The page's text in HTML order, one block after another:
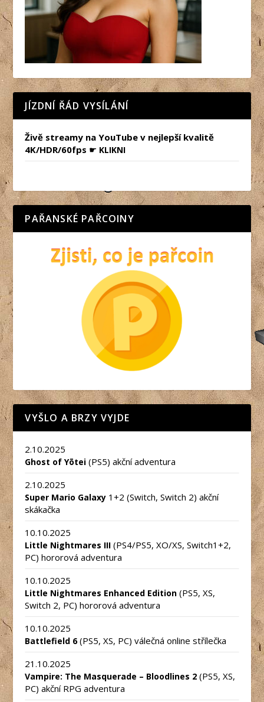
JÍZDNÍ ŘÁD VYSÍLÁNÍ
Živě streamy na YouTube v nejlepší kvalitě
4K/HDR/60fps ☛ KLIKNI
PAŘANSKÉ PAŘCOINY
VYŠLO A BRZY VYJDE
2.10.2025
Ghost of Yōtei (PS5) akční adventura
2.10.2025
Super Mario Galaxy 1+2 (Switch, Switch 2) akční
skákačka
10.10.2025
Little Nightmares III (PS4/PS5, XO/XS, Switch1+2,
PC) hororová adventura
10.10.2025
Little Nightmares Enhanced Edition (PS5, XS,
Switch 2, PC) hororová adventura
10.10.2025
Battlefield 6(PS5, XS, PC) válečná online střílečka
21.10.2025
Vampire: The Masquerade – Bloodlines 2 (PS5, XS,
PC) akční RPG adventura